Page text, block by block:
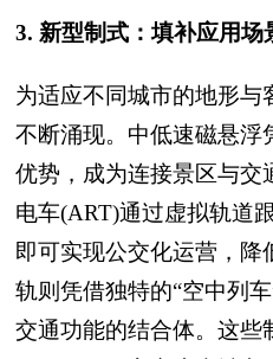
3. 新型制式：填补应用场
为适应不同城市的地形与
不断涌现。中低速磁悬浮
优势，成为连接景区与交
电车(ART)通过虚拟轨道
即可实现公交化运营，降
轨则凭借独特的“空中列
交通功能的结合体。这些